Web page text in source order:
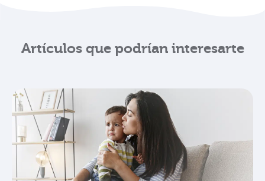
Artículos que podrían interesarte